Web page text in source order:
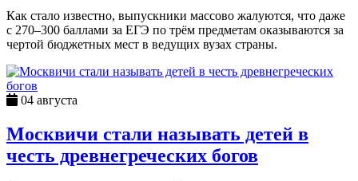
Как стало известно, выпускники массово жалуются, что даже
с 270–300 баллами за ЕГЭ по трём предметам оказываются за
чертой бюджетных мест в ведущих вузах страны.
04 августа
Москвичи стали называть детей в
честь древнегреческих богов